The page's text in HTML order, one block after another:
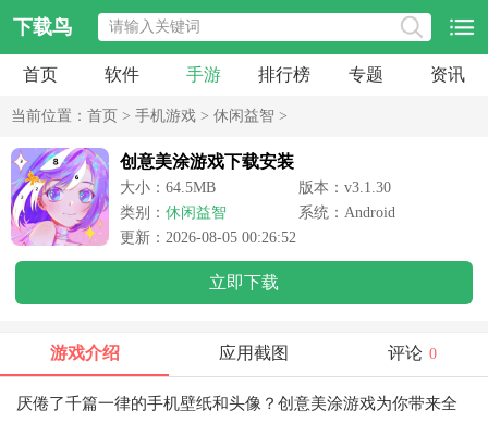
下载鸟
首页 软件 手游 排行榜 专题 资讯
当前位置： 首页 > 手机游戏 > 休闲益智 >
创意美涂游戏下载安装
大小：64.5MB
版本：v3.1.30
类别： 休闲益智
系统：Android
更新：2026-08-05 00:26:52
立即下载
游戏介绍 应用截图 评论 0
厌倦了千篇一律的手机壁纸和头像？创意美涂游戏为你带来全